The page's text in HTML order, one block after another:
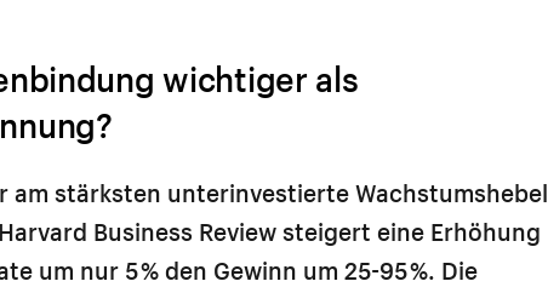
wichtiger als
am stärksten unterinvestierte Wachstumshebel
Business Review steigert eine Erhöhung
um nur 5 % den Gewinn um 25-95 %. Die